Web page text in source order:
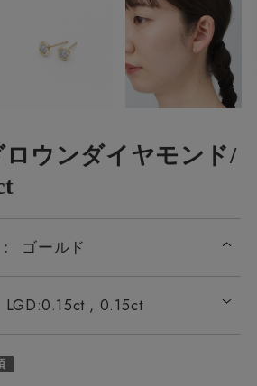
ロウンダイヤモンド/
： ゴールド
LGD:0.15ct , 0.15ct